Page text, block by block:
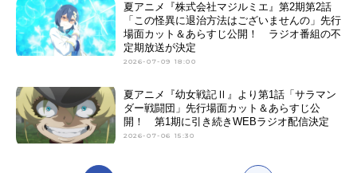
夏アニメ『株式会社マジルミエ』第2期第2話
「この怪異に退治方法はございませんの」先行
場面カット＆あらすじ公開！ ラジオ番組の不
定期放送が決定
2026-07-09 18:00
夏アニメ『幼女戦記Ⅱ』より第1話「サラマン
ダー戦闘団」先行場面カット＆あらすじ公
開！ 第1期に引き続きWEBラジオ配信決定
2026-07-06 15:30